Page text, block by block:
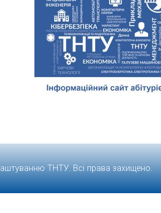
ТНТУ. Всі права захищено.